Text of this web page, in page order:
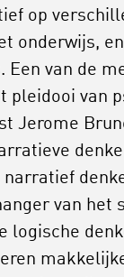
op
onderwijs,
Een van de
pleidooi van
Jerome
van het
logische